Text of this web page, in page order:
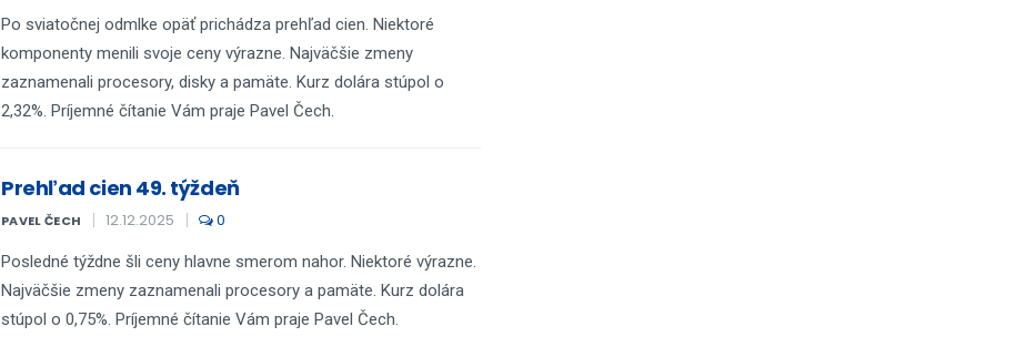
Po sviatočnej odmlke opäť prichádza prehľad cien. Niektoré
komponenty menili svoje ceny výrazne. Najväčšie zmeny
zaznamenali procesory, disky a pamäte. Kurz dolára stúpol o
2,32%. Príjemné čítanie Vám praje Pavel Čech.
Prehľad cien 49. týždeň
PAVEL ČECH 12.12.2025 0
Posledné týždne šli ceny hlavne smerom nahor. Niektoré výrazne.
Najväčšie zmeny zaznamenali procesory a pamäte. Kurz dolára
stúpol o 0,75%. Príjemné čítanie Vám praje Pavel Čech.